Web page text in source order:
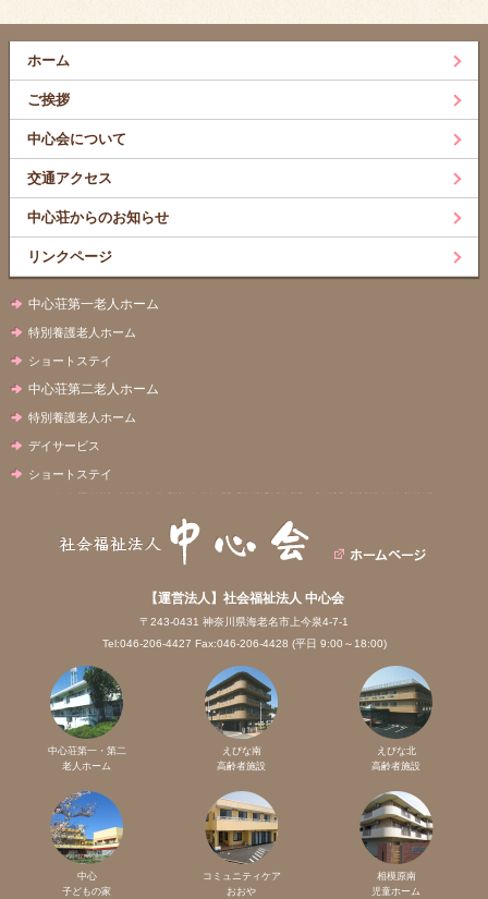
ホーム
ご挨拶
中心会について
交通アクセス
中心荘からのお知らせ
リンクページ
中心荘第一老人ホーム
特別養護老人ホーム
ショートステイ
中心荘第二老人ホーム
特別養護老人ホーム
デイサービス
ショートステイ
【運営法人】社会福祉法人 中心会
〒243-0431 神奈川県海老名市上今泉4-7-1
Tel:046-206-4427 Fax:046-206-4428 (平日 9:00～18:00)
中心荘第一・第二
老人ホーム
えびな南
高齢者施設
えびな北
高齢者施設
中心
子どもの家
コミュニティケア
おおや
相模原南
児童ホーム